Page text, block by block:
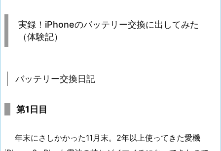
実録！iPhoneのバッテリー交換に出してみた
（体験記）
バッテリー交換日記
第1日目
年末にさしかかった11月末。2年以上使ってきた愛機